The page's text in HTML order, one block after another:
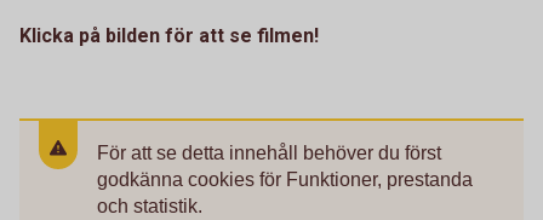
Klicka på bilden för att se filmen!
För att se detta innehåll behöver du först
godkänna cookies för Funktioner, prestanda
och statistik.